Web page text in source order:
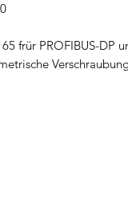
frür PROFIBUS-DP